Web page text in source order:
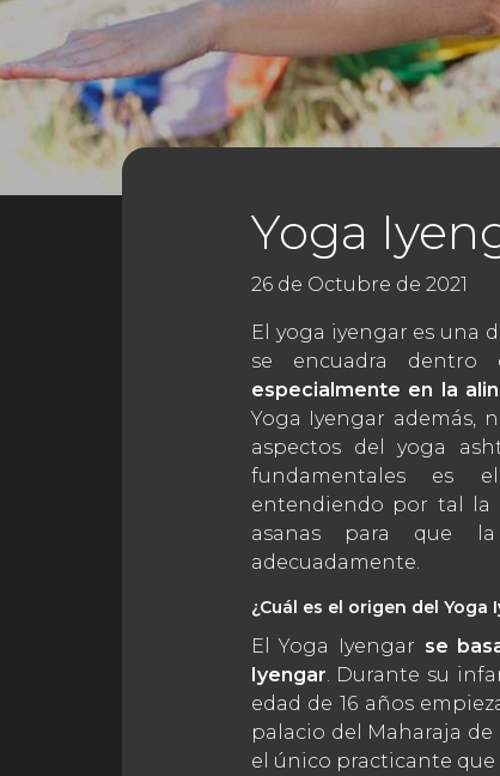
Yoga
26 de Octubre de 2021
El yoga iyengar es una
se encuadra
especialmente en la
Yoga Iyengar además,
aspectos del yoga
fundamentales es
entendiendo por tal la
asanas para que
adecuadamente.
¿Cuál es el origen del Yoga
El Yoga Iyengar se
Iyengar. Durante su
edad de 16 años
palacio del Maharaja de
el único practicante que